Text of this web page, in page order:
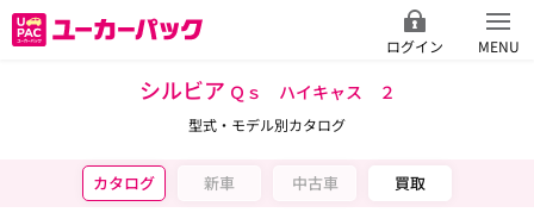
ログイン MENU
シルビア Ｑｓ ハイキャス ２
型式・モデル別カタログ
カタログ 新車 中古車 買取